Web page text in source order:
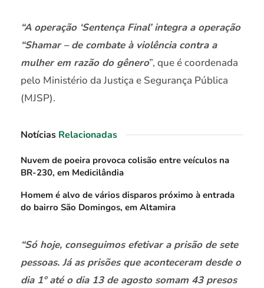
“A operação ‘Sentença Final’ integra a operação
“Shamar – de combate à violência contra a
mulher em razão do gênero”, que é coordenada
pelo Ministério da Justiça e Segurança Pública
(MJSP).
Notícias Relacionadas
Nuvem de poeira provoca colisão entre veículos na
BR-230, em Medicilândia
Homem é alvo de vários disparos próximo à entrada
do bairro São Domingos, em Altamira
“Só hoje, conseguimos efetivar a prisão de sete
pessoas. Já as prisões que aconteceram desde o
dia 1º até o dia 13 de agosto somam 43 presos